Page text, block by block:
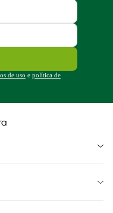
de uso e política de